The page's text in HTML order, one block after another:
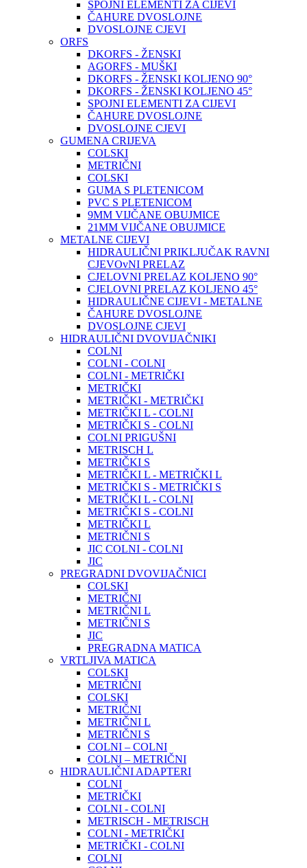
SPOJNI ELEMENTI ZA CIJEVI
ČAHURE DVOSLOJNE
DVOSLOJNE CJEVI
ORFS
DKORFS - ŽENSKI
AGORFS - MUŠKI
DKORFS - ŽENSKI KOLJENO 90°
DKORFS - ŽENSKI KOLJENO 45°
SPOJNI ELEMENTI ZA CIJEVI
ČAHURE DVOSLOJNE
DVOSLOJNE CJEVI
GUMENA CRIJEVA
COLSKI
METRIČNI
COLSKI
GUMA S PLETENICOM
PVC S PLETENICOM
9MM VIJČANE OBUJMICE
21MM VIJČANE OBUJMICE
METALNE CIJEVI
HIDRAULIČNI PRIKLJUČAK RAVNI
CJEVOvNI PRELAZ
CJELOVNI PRELAZ KOLJENO 90°
CJELOVNI PRELAZ KOLJENO 45°
HIDRAULIČNE CIJEVI - METALNE
ČAHURE DVOSLOJNE
DVOSLOJNE CJEVI
HIDRAULIČNI DVOVIJAČNIKI
COLNI
COLNI - COLNI
COLNI - METRIČKI
METRIČKI
METRIČKI - METRIČKI
METRIČKI L - COLNI
METRIČKI S - COLNI
COLNI PRIGUŠNI
METRISCH L
METRIČKI S
METRIČKI L - METRIČKI L
METRIČKI S - METRIČKI S
METRIČKI L - COLNI
METRIČKI S - COLNI
METRIČKI L
METRIČNI S
JIC COLNI - COLNI
JIC
PREGRADNI DVOVIJAČNICI
COLSKI
METRIČNI
METRIČNI L
METRIČNI S
JIC
PREGRADNA MATICA
VRTLJIVA MATICA
COLSKI
METRIČNI
COLSKI
METRIČNI
METRIČNI L
METRIČNI S
COLNI – COLNI
COLNI – METRIČNI
HIDRAULIČNI ADAPTERI
COLNI
METRIČKI
COLNI - COLNI
METRISCH - METRISCH
COLNI - METRIČKI
METRIČKI - COLNI
COLNI